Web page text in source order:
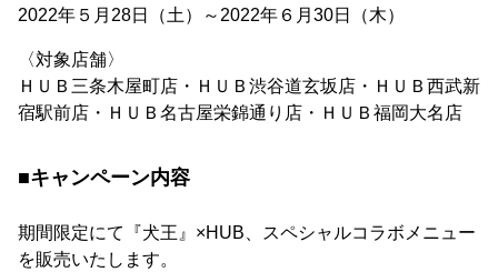
2022年５月28日（土）～2022年６月30日（木）
〈対象店舗〉
ＨＵＢ三条木屋町店・ＨＵＢ渋谷道玄坂店・ＨＵＢ西武新
宿駅前店・ＨＵＢ名古屋栄錦通り店・ＨＵＢ福岡大名店
■キャンペーン内容
期間限定にて『犬王』×HUB、スペシャルコラボメニュー
を販売いたします。